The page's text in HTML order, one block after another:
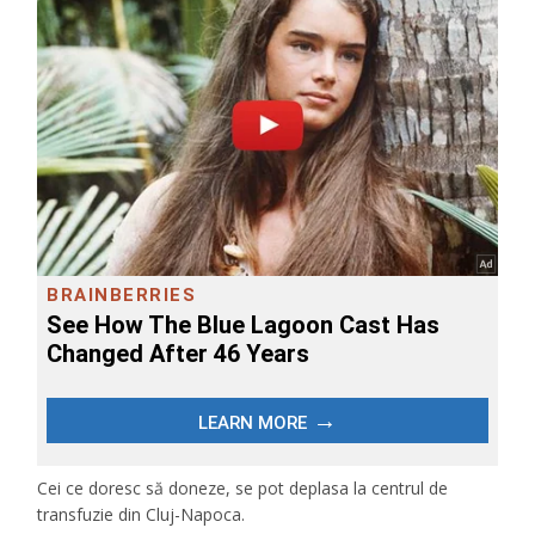
Cei ce doresc să doneze, se pot deplasa la centrul de
transfuzie din Cluj-Napoca.